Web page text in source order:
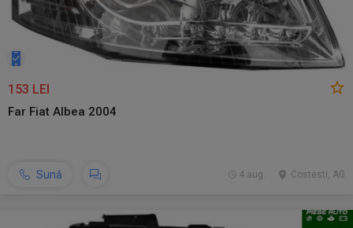
153 LEI
Far Fiat Albea 2004
Sună Costesti, AG
4 aug.